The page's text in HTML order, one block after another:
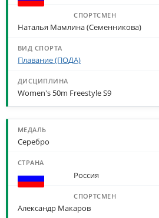
Наталья Мамлина (Семенникова)
Плавание (ПОДА)
Women's 50m Freestyle S9
Серебро
Россия
Александр Макаров